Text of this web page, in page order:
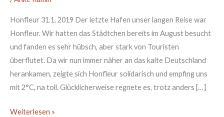
Honfleur 31.1. 2019 Der letzte Hafen unser langen Reise war
Honfleur. Wir hatten das Städtchen bereits im August besucht
und fanden es sehr hübsch, aber stark von Touristen
überflutet. Da wir nun immer näher an das kalte Deutschland
herankamen, zeigte sich Honfleur solidarisch und empfing uns
mit 2°C, na toll. Glücklicherweise regnete es, trotz anders […]
2019
Weiterlesen »